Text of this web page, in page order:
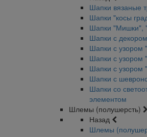
Шапки вязаные
Шапки "косы
Шапки "Мишки",
Шапки с декором
Шапки с узором
Шапки с узором
Шапки с узором
Шапки с
Шапки со
элементом
Шлемы (полушерсть)
Назад
Шлемы